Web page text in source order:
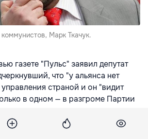
Марк Ткачук.
газете "Пульс" заявил депутат
что "у альянса нет
страной и он "видит
в одном — в разгроме Партии
ничего другого, кроме